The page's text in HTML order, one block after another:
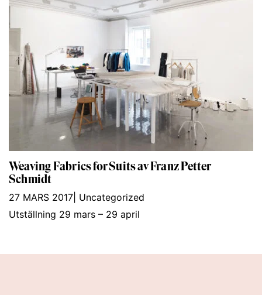
Weaving Fabrics for Suits av Franz Petter
Schmidt
27 MARS 2017 Uncategorized
Utställning 29 mars – 29 april